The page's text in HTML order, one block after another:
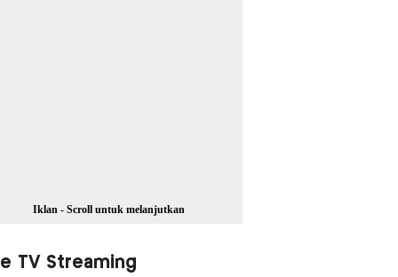
Iklan - Scroll untuk melanjutkan
TV Streaming